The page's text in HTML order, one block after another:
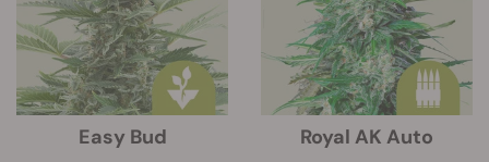
Easy Bud Royal AK Auto